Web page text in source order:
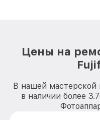
Цены на
В нашей мастерской
в наличии более